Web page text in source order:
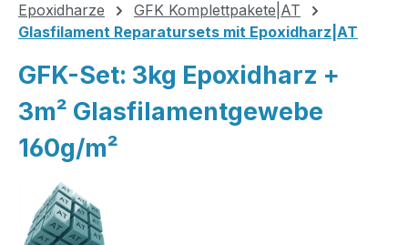
Epoxidharze
GFK Komplettpakete|AT
Glasfilament Reparatursets mit Epoxidharz|AT
GFK-Set: 3kg Epoxidharz +
3m² Glasfilamentgewebe
160g/m²